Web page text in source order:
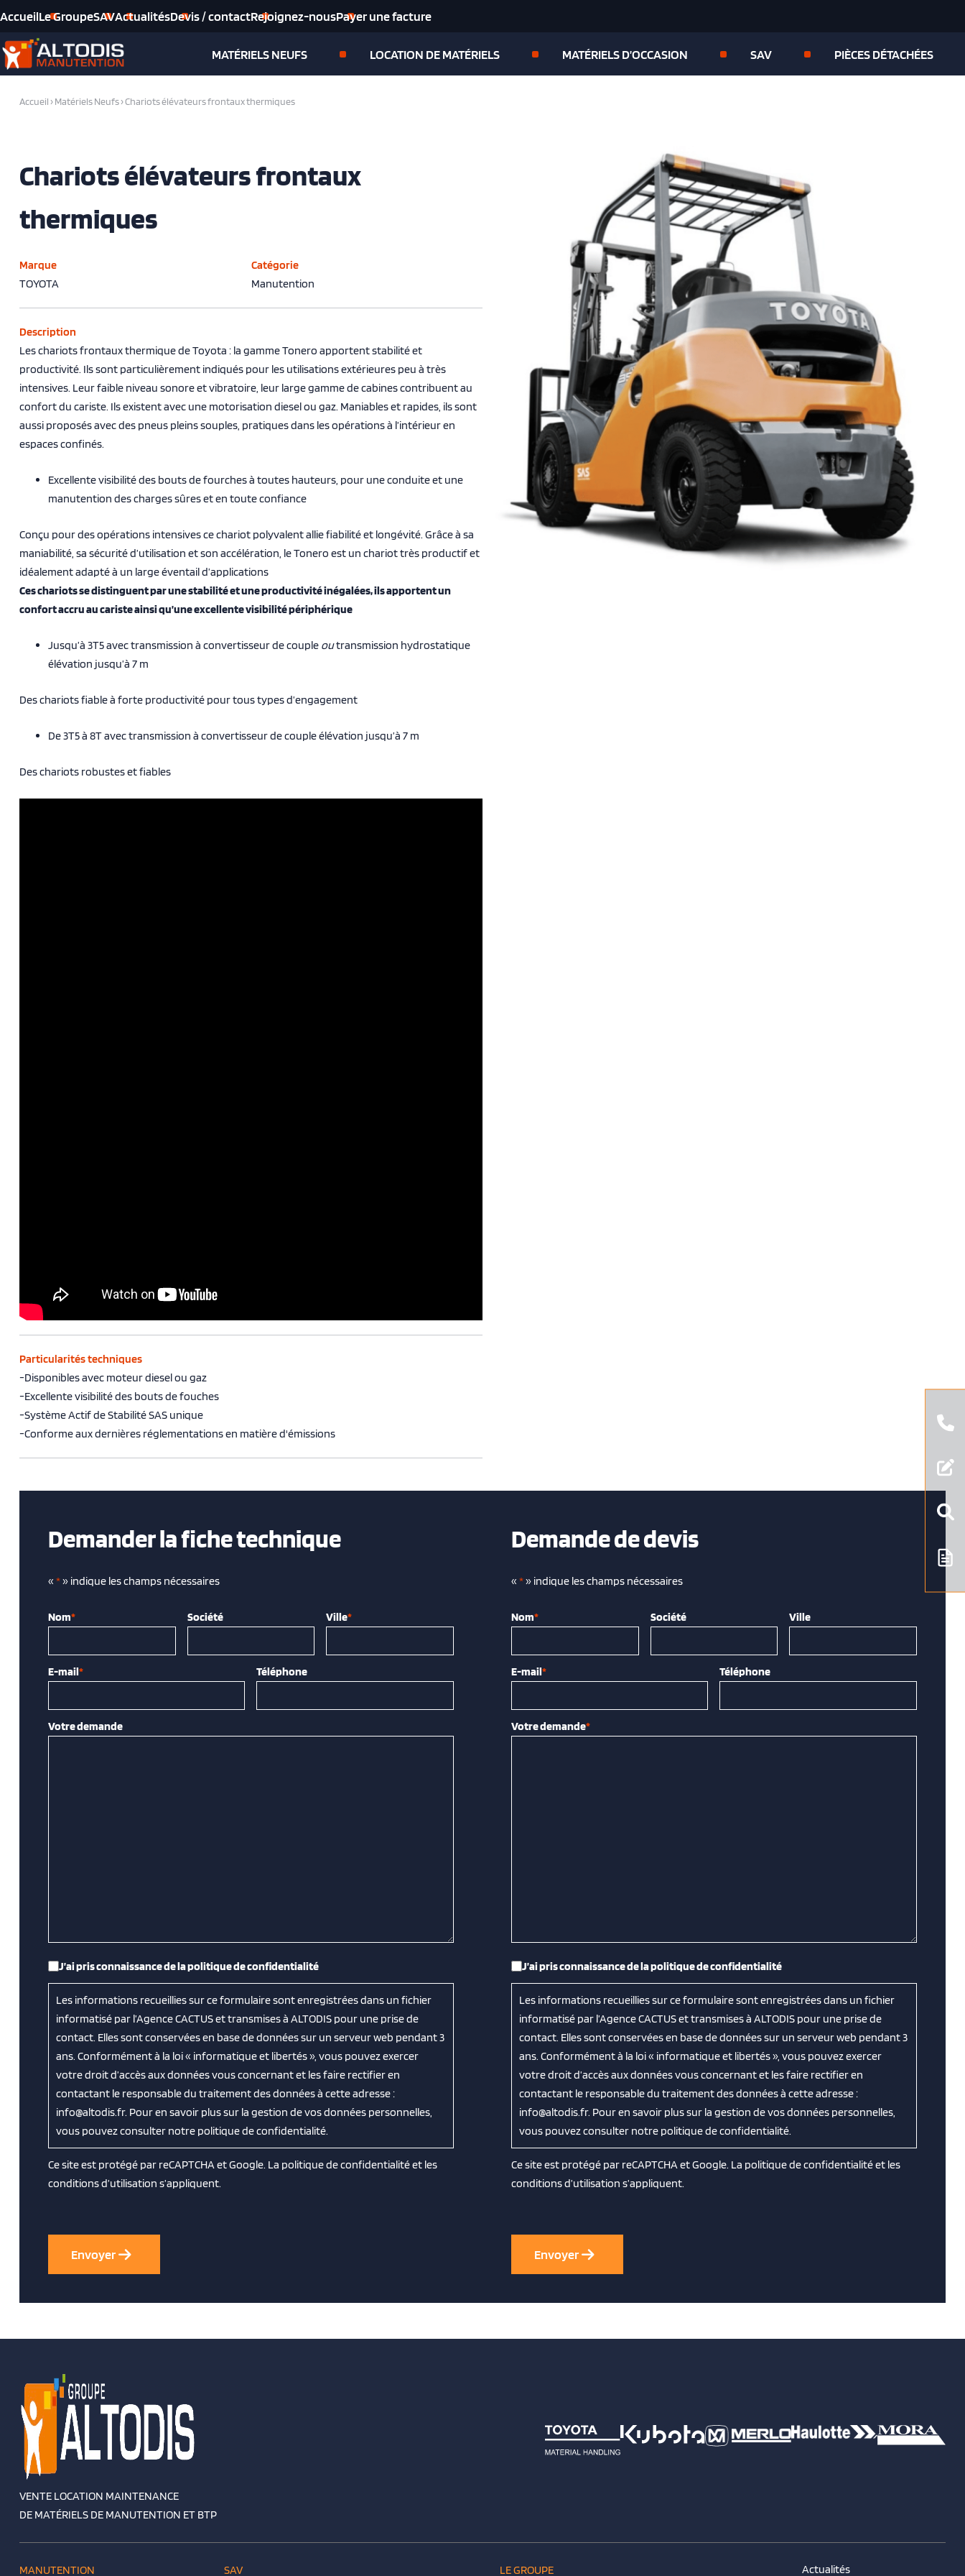
AccueilLe GroupeSAVActualitésDevis / contactRejoignez-nousPayer une facture
MATÉRIELS NEUFS LOCATION DE MATÉRIELS MATÉRIELS D’OCCASION SAV PIÈCES DÉTACHÉES
Accueil›Matériels Neufs›Chariots élévateurs frontaux thermiques
Chariots élévateurs frontaux
thermiques
Marque
TOYOTA
Catégorie
Manutention
Description
Les chariots frontaux thermique de Toyota : la gamme Tonero apportent stabilité et
productivité. Ils sont particulièrement indiqués pour les utilisations extérieures peu à très
intensives. Leur faible niveau sonore et vibratoire, leur large gamme de cabines contribuent au
confort du cariste. Ils existent avec une motorisation diesel ou gaz. Maniables et rapides, ils sont
aussi proposés avec des pneus pleins souples, pratiques dans les opérations à l’intérieur en
espaces confinés.
Excellente visibilité des bouts de fourches à toutes hauteurs, pour une conduite et une
manutention des charges sûres et en toute confiance
Conçu pour des opérations intensives ce chariot polyvalent allie fiabilité et longévité. Grâce à sa
maniabilité, sa sécurité d’utilisation et son accélération, le Tonero est un chariot très productif et
idéalement adapté à un large éventail d’applications
Ces chariots se distinguent par une stabilité et une productivité inégalées, ils apportent un
confort accru au cariste ainsi qu’une excellente visibilité périphérique
Jusqu’à 3T5 avec transmission à convertisseur de couple outransmission hydrostatique
élévation jusqu’à 7 m
Des chariots fiable à forte productivité pour tous types d’engagement
De 3T5 à 8T avec transmission à convertisseur de couple élévation jusqu’à 7 m
Des chariots robustes et fiables
Particularités techniques
-Disponibles avec moteur diesel ou gaz
-Excellente visibilité des bouts de fouches
-Système Actif de Stabilité SAS unique
-Conforme aux dernières réglementations en matière d'émissions
Demander la fiche technique
« *» indique les champs nécessaires
Nom* Société Ville*
E-mail* Téléphone
Votre demande
RGPD
J’ai pris connaissance de la politique de confidentialité
Les informations recueillies sur ce formulaire sont enregistrées dans un fichier
informatisé par l’Agence CACTUS et transmises à ALTODIS pour une prise de
contact. Elles sont conservées en base de données sur un serveur web pendant 3
ans. Conformément à la loi « informatique et libertés », vous pouvez exercer
votre droit d’accès aux données vous concernant et les faire rectifier en
contactant le responsable du traitement des données à cette adresse :
info@altodis.fr. Pour en savoir plus sur la gestion de vos données personnelles,
vous pouvez consulter notre politique de confidentialité.
Ce site est protégé par reCAPTCHA et Google. La politique de confidentialitéet les
conditions d’utilisation s’appliquent.
Demande de devis
« *» indique les champs nécessaires
Nom* Société Ville
E-mail* Téléphone
Votre demande*
RGPD
J’ai pris connaissance de la politique de confidentialité
Les informations recueillies sur ce formulaire sont enregistrées dans un fichier
informatisé par l’Agence CACTUS et transmises à ALTODIS pour une prise de
contact. Elles sont conservées en base de données sur un serveur web pendant 3
ans. Conformément à la loi « informatique et libertés », vous pouvez exercer
votre droit d’accès aux données vous concernant et les faire rectifier en
contactant le responsable du traitement des données à cette adresse :
info@altodis.fr. Pour en savoir plus sur la gestion de vos données personnelles,
vous pouvez consulter notre politique de confidentialité.
Ce site est protégé par reCAPTCHA et Google. La politique de confidentialitéet les
conditions d’utilisation s’appliquent.
VENTE LOCATION MAINTENANCE
DE MATÉRIELS DE MANUTENTION ET BTP
MANUTENTION SAV LE GROUPE Actualités